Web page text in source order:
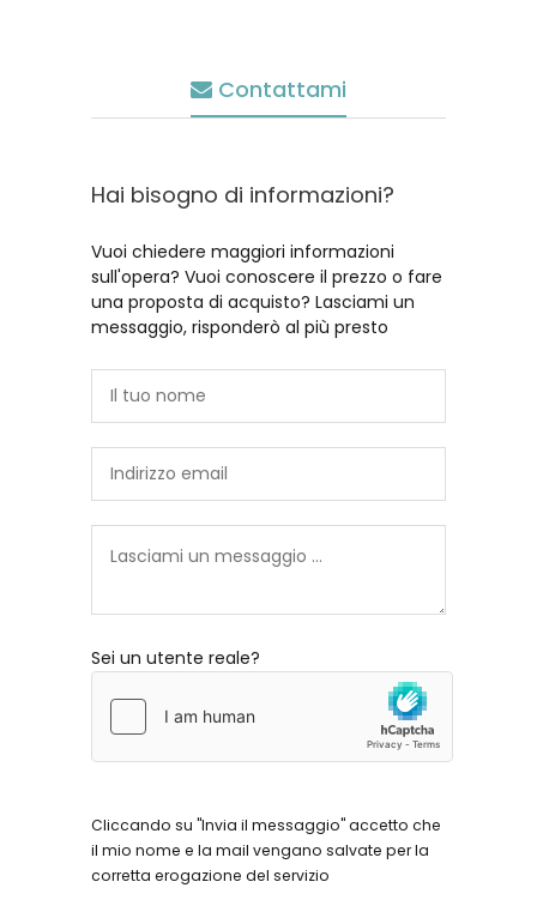
Contattami
Hai bisogno di informazioni?
Vuoi chiedere maggiori informazioni
sull'opera? Vuoi conoscere il prezzo o fare
una proposta di acquisto? Lasciami un
messaggio, risponderò al più presto
Sei un utente reale?
Cliccando su "Invia il messaggio" accetto che
il mio nome e la mail vengano salvate per la
corretta erogazione del servizio